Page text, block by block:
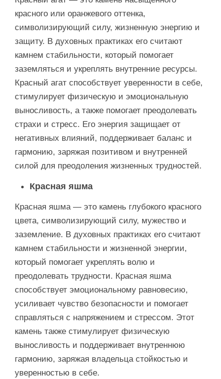
красного или оранжевого оттенка,
символизирующий силу, жизненную энергию и
защиту. В духовных практиках его считают
камнем стабильности, который помогает
заземляться и укреплять внутренние ресурсы.
Красный агат способствует уверенности в себе,
стимулирует физическую и эмоциональную
выносливость, а также помогает преодолевать
страхи и стресс. Его энергия защищает от
негативных влияний, поддерживает баланс и
гармонию, заряжая позитивом и внутренней
силой для преодоления жизненных трудностей.
Красная яшма
Красная яшма — это камень глубокого красного
цвета, символизирующий силу, мужество и
заземление. В духовных практиках его считают
камнем стабильности и жизненной энергии,
который помогает укреплять волю и
преодолевать трудности. Красная яшма
способствует эмоциональному равновесию,
усиливает чувство безопасности и помогает
справляться с напряжением и стрессом. Этот
камень также стимулирует физическую
выносливость и поддерживает внутреннюю
гармонию, заряжая владельца стойкостью и
уверенностью в себе.